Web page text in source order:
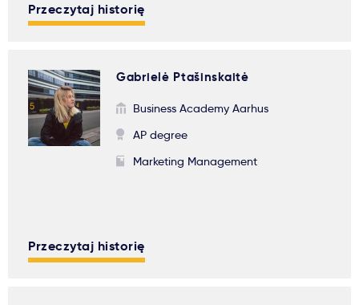
Przeczytaj historię
Gabrielė Ptašinskaitė
Business Academy Aarhus
AP degree
Marketing Management
Przeczytaj historię